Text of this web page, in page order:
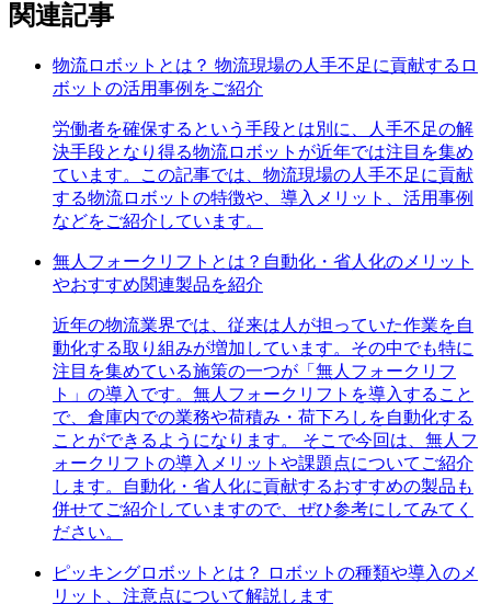
関連記事
物流ロボットとは？ 物流現場の人手不足に貢献するロ
ボットの活用事例をご紹介
労働者を確保するという手段とは別に、人手不足の解
決手段となり得る物流ロボットが近年では注目を集め
ています。この記事では、物流現場の人手不足に貢献
する物流ロボットの特徴や、導入メリット、活用事例
などをご紹介しています。
無人フォークリフトとは？自動化・省人化のメリット
やおすすめ関連製品を紹介
近年の物流業界では、従来は人が担っていた作業を自
動化する取り組みが増加しています。その中でも特に
注目を集めている施策の一つが「無人フォークリフ
ト」の導入です。無人フォークリフトを導入すること
で、倉庫内での業務や荷積み・荷下ろしを自動化する
ことができるようになります。 そこで今回は、無人フ
ォークリフトの導入メリットや課題点についてご紹介
します。自動化・省人化に貢献するおすすめの製品も
併せてご紹介していますので、ぜひ参考にしてみてく
ださい。
ピッキングロボットとは？ ロボットの種類や導入のメ
リット、注意点について解説します